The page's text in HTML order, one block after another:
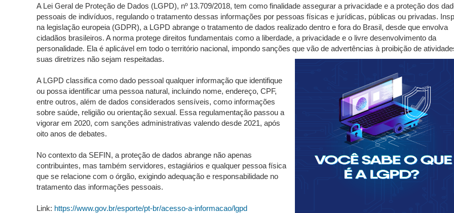
A Lei Geral de Proteção de Dados (LGPD), nº 13.709/2018, tem como finalidade assegurar a privacidade e a proteção dos
pessoais de indivíduos, regulando o tratamento dessas informações por pessoas físicas e jurídicas, públicas ou privadas.
na legislação europeia (GDPR), a LGPD abrange o tratamento de dados realizado dentro e fora do Brasil, desde que envolva
cidadãos brasileiros. A norma protege direitos fundamentais como a liberdade, a privacidade e o livre desenvolvimento da
personalidade. Ela é aplicável em todo o território nacional, impondo sanções que vão de advertências à proibição de
suas diretrizes não sejam respeitadas.
A LGPD classifica como dado pessoal qualquer informação que identifique
ou possa identificar uma pessoa natural, incluindo nome, endereço, CPF,
entre outros, além de dados considerados sensíveis, como informações
sobre saúde, religião ou orientação sexual. Essa regulamentação passou a
vigorar em 2020, com sanções administrativas valendo desde 2021, após
oito anos de debates.
No contexto da SEFIN, a proteção de dados abrange não apenas
contribuintes, mas também servidores, estagiários e qualquer pessoa física
que se relacione com o órgão, exigindo adequação e responsabilidade no
tratamento das informações pessoais.
Link: https://www.gov.br/esporte/pt-br/acesso-a-informacao/lgpd